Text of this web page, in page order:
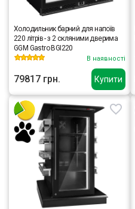
Купити
Холодильник барний для напоїв
220 літрів - з 2 скляними дверима
GGM Gastro BGI220
В наявності
79817 грн.